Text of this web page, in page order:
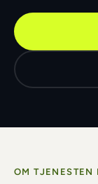
OM